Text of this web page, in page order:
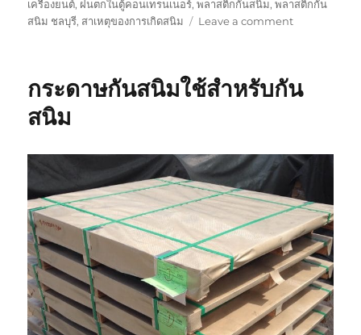
เครื่องยนต์, ฝนตกในตู้คอนเทรนเนอร์,พลาสติกกันสนิม,พลาสติกกัน
สนิม ชลบุรี, สาเหตุของการเกิดสนิม Leave a commenton
สนิม
แบบ
กระดาษกันสนิมใช้สำหรับกัน
สนิม